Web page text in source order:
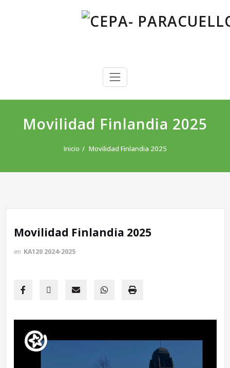
CEPA- PARACUELLOS DE JARAMA
Movilidad Finlandia 2025
Inicio Movilidad Finlandia 2025
Movilidad Finlandia 2025
en KA120 2024-2025